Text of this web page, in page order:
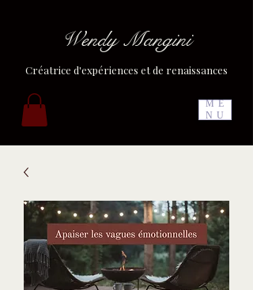
ME
NU
Wendy Mangini
Créatrice d'expériences et de renaissances